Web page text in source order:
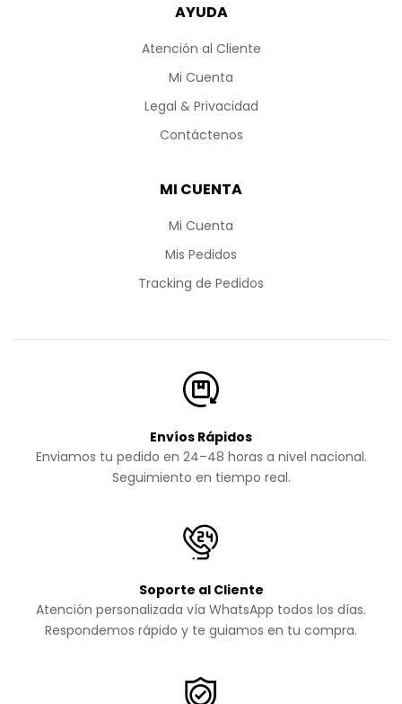
AYUDA
Atención al Cliente
Mi Cuenta
Legal & Privacidad
Contáctenos
MI CUENTA
Mi Cuenta
Mis Pedidos
Tracking de Pedidos
Envíos Rápidos
Enviamos tu pedido en 24–48 horas a nivel nacional.
Seguimiento en tiempo real.
Soporte al Cliente
Atención personalizada vía WhatsApp todos los días.
Respondemos rápido y te guiamos en tu compra.